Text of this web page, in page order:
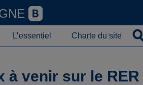
L’essentiel Charte du site
à venir sur le RER